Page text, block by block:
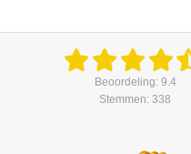
Beoordeling: 9.4
Stemmen: 338